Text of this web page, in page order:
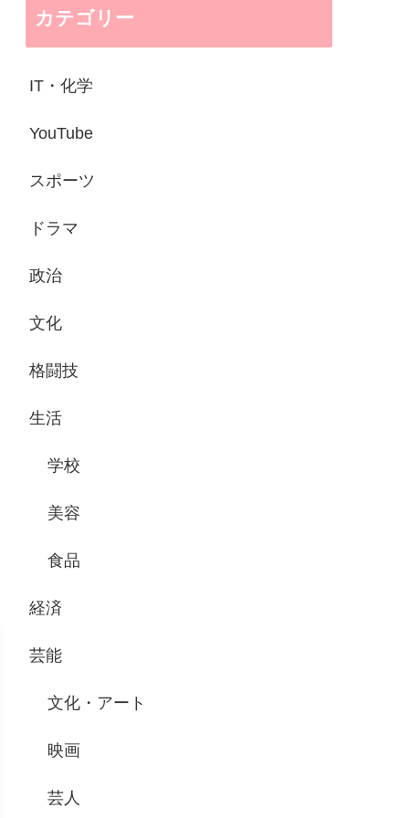
カテゴリー
IT・化学
YouTube
スポーツ
ドラマ
政治
文化
格闘技
生活
学校
美容
食品
経済
芸能
文化・アート
映画
芸人